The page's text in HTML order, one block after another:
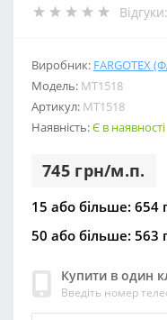
Відгуки:
Виробник: FARGOTEX
Модель: МТ1518
Артикул: МТ1518
Наявність:Є в наявності
745 грн/м.п.
15 або більше: 654
50 або більше: 563
Купити в один
Введіть номер